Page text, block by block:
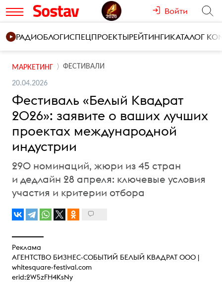
Войти
РАДИОБЛОГИСПЕЦПРОЕКТЫРЕЙТИНГИКАТАЛОГ
МАРКЕТИНГ ФЕСТИВАЛИ
20.04.2026
Фестиваль «Белый Квадрат
2026»: заявите о ваших лучших
проектах международной
индустрии
290 номинаций, жюри из 45 стран
и дедлайн 28 апреля: ключевые условия
участия и критерии отбора
Реклама
АГЕНТСТВО БИЗНЕС-СОБЫТИЙ БЕЛЫЙ КВАДРАТ ООО |
whitesquare-festival.com
erid:2W5zFH4KsNy